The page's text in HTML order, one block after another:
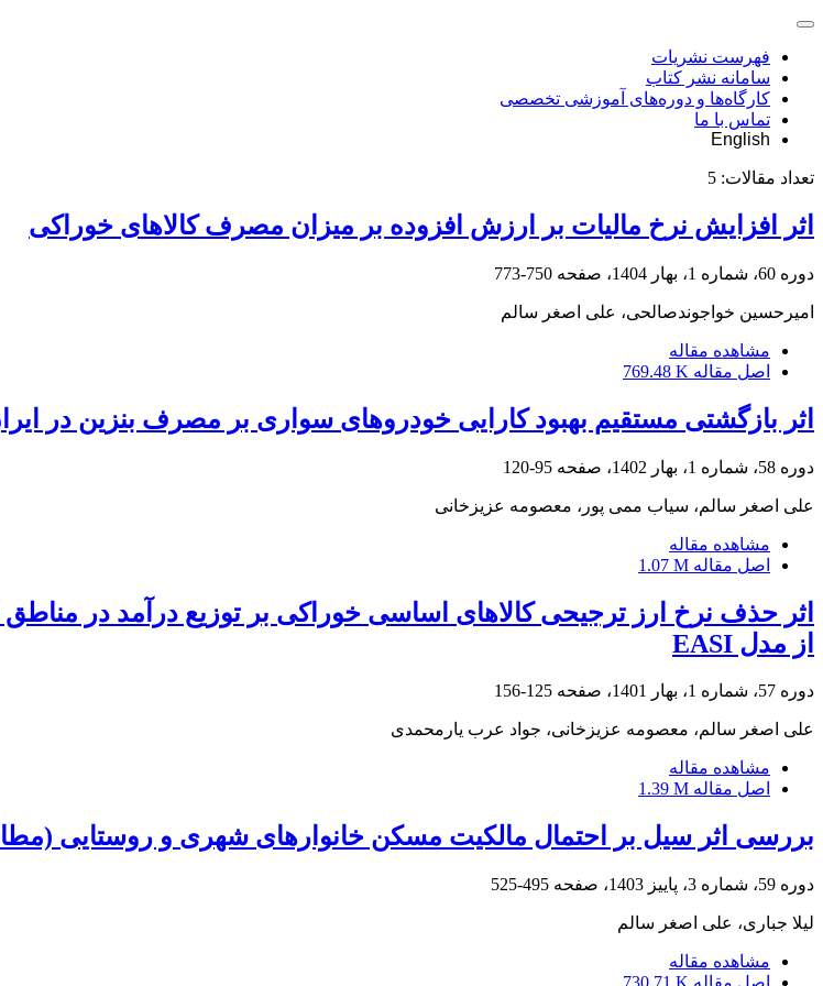
فهرست نشریات
سامانه نشر کتاب
کارگاه‌ها و دوره‌های آموزشی تخصصی
تماس با ما
English
تعداد مقالات: 5
اثر افزایش نرخ مالیات بر ارزش افزوده بر میزان مصرف کالاهای خوراکی
دوره 60، شماره 1، بهار 1404، صفحه 750-773
امیرحسین خواجوندصالحی، علی اصغر سالم
مشاهده مقاله
اصل مقاله 769.48 K
اثر بازگشتی مستقیم بهبود کارایی خودروهای سواری بر مصرف بنزین در
دوره 58، شماره 1، بهار 1402، صفحه 95-120
علی اصغر سالم، سیاب ممی پور، معصومه عزیزخانی
مشاهده مقاله
اصل مقاله 1.07 M
اثر حذف نرخ ارز ترجیحی کالاهای اساسی خوراکی بر توزیع درآمد در
از مدل EASI
دوره 57، شماره 1، بهار 1401، صفحه 125-156
علی اصغر سالم، معصومه عزیزخانی، جواد عرب یارمحمدی
مشاهده مقاله
اصل مقاله 1.39 M
بررسی اثر سیل بر احتمال مالکیت مسکن خانوارهای شهری و روستایی
دوره 59، شماره 3، پاییز 1403، صفحه 495-525
لیلا جباری، علی اصغر سالم
مشاهده مقاله